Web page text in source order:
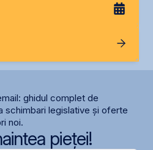
ghidul complet de
schimbari legislative și oferte
noi.
pieței!